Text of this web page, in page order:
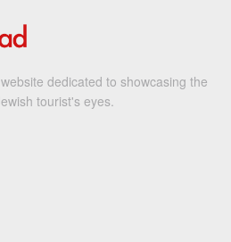
dedicated to showcasing the
tourist's eyes.